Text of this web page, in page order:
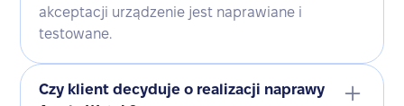
akceptacji urządzenie jest naprawiane i
testowane.
Czy klient decyduje o realizacji naprawy